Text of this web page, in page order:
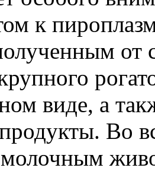
к
от
виде, а
Во